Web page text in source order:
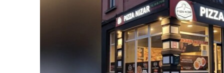
Consulter l'article "Pizza Nizar: un coup de
Foire du Midi: les visiteurs au
rendez-vous grâce à la météo